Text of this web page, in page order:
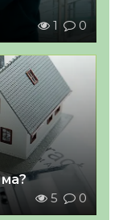
1 0
ма?
5 0